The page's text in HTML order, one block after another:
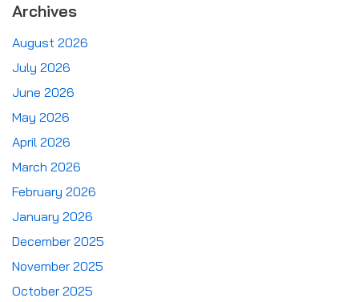
Archives
August 2026
July 2026
June 2026
May 2026
April 2026
March 2026
February 2026
January 2026
December 2025
November 2025
October 2025